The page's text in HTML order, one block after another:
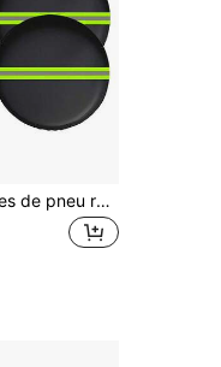
2/4 pièces Housses de pneu réfléchissantes, sacs de rangement imperméables pour pneus de rechange avec protection contre le soleil/la pluie/la neige/la poussière, convenant pour les camions, les remorques, les campings-cars et les véhicules de loisirs